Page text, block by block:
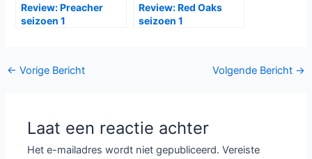
Review: Preacher
seizoen 1
Review: Red Oaks
seizoen 1
Bericht
← Vorige Bericht Volgende Bericht →
Laat een reactie achter
Het e-mailadres wordt niet gepubliceerd. Vereiste